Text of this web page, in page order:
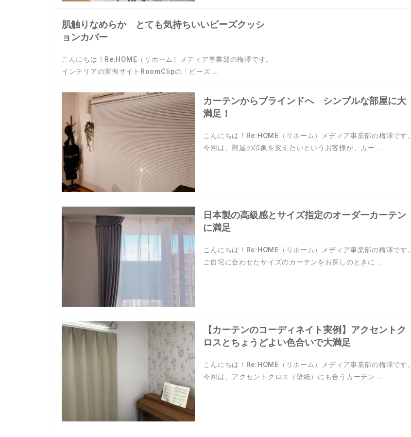
肌触りなめらか とても気持ちいいビーズクッシ
ョンカバー
こんにちは！Re:HOME（リホーム）メディア事業部の梅澤です。
インテリアの実例サイトRoomClipの「ビーズ …
カーテンからブラインドへ シンプルな部屋に大
満足！
こんにちは！Re:HOME（リホーム）メディア事業部の梅澤です。
今回は、部屋の印象を変えたいというお客様が、カー …
日本製の高級感とサイズ指定のオーダーカーテン
に満足
こんにちは！Re:HOME（リホーム）メディア事業部の梅澤です。
ご自宅に合わせたサイズのカーテンをお探しのときに …
【カーテンのコーディネイト実例】アクセントク
ロスとちょうどよい色合いで大満足
こんにちは！Re:HOME（リホーム）メディア事業部の梅澤です。
今回は、アクセントクロス（壁紙）にも合うカーテン …